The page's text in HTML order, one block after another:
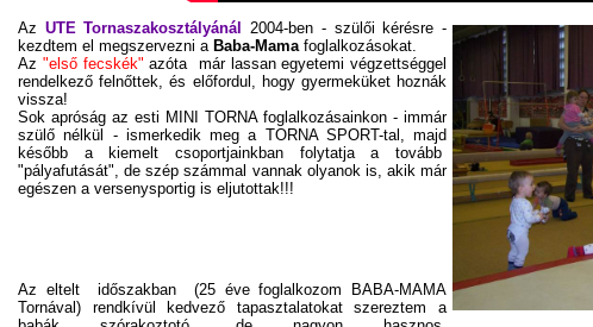
Az UTE Tornaszakosztályánál 2004-ben - szülői kérésre -
kezdtem el megszervezni a Baba-Mama foglalkozásokat.
Az "első fecskék"azóta már lassan egyetemi végzettséggel
rendelkező felnőttek, és előfordul, hogy gyermeküket hoznák
vissza!
Sok apróság az esti MINI TORNA foglalkozásainkon - immár
szülő nélkül - ismerkedik meg a TORNA SPORT-tal, majd
később a kiemelt csoportjainkban folytatja a tovább
"pályafutását", de szép számmal vannak olyanok is, akik már
egészen a versenysportig is eljutottak!!!
Az eltelt időszakban (25 éve foglalkozom BABA-MAMA
Tornával) rendkívül kedvező tapasztalatokat szereztem a